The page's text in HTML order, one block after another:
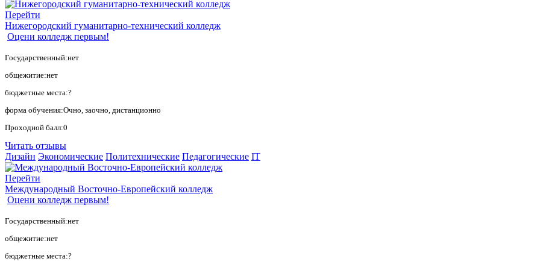
Перейти
Нижегородский гуманитарно-технический колледж
Оцени колледж первым!
Государственный:нет
общежитие:нет
бюджетные места:?
форма обучения:Очно, заочно, дистанционно
Проходной балл:0
Читать отзывы
Дизайн Экономические Политехнические Педагогические IT
Перейти
Международный Восточно-Европейский колледж
Оцени колледж первым!
Государственный:нет
общежитие:нет
бюджетные места:?